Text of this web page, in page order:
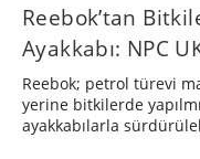
Reebok’tan
Ayakkabı: NPC
Reebok; petrol türevi
yerine bitkilerde
ayakkabılarla